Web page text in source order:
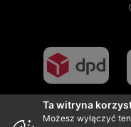
Ta witryna
Możesz wyłączyć